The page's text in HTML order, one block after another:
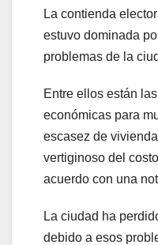
La contienda
estuvo dominada
problemas de la
Entre ellos están
económicas para
escasez de
vertiginoso del
acuerdo con una
La ciudad ha
debido a esos